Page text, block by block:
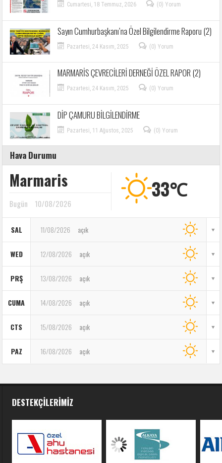
Cumartesi, 18 Temmuz, 2026 (0) Yorum
Sayın Cumhurbaşkanı’na Özel Bilgilendirme Raporu (2)
Pazartesi, 24 Kasım, 2025 (0) Yorum
MARMARİS ÇEVRECİLERİ DERNEĞİ ÖZEL RAPOR (2)
Pazartesi, 24 Kasım, 2025 (0) Yorum
DİP ÇAMURU BİLGİLENDİRME
Pazartesi, 11 Ağustos, 2025 (0) Yorum
Hava Durumu
Marmaris
Bugün 10/08/2026
33℃
SAL 11/08/2026 açık
WED 12/08/2026 açık
PRŞ 13/08/2026 açık
CUMA 14/08/2026 açık
CTS 15/08/2026 açık
PAZ 16/08/2026 açık
DESTEKÇILERIMIZ